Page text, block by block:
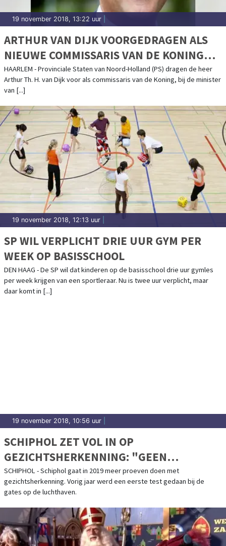
19 november 2018, 13:22 uur
ARTHUR VAN DIJK VOORGEDRAGEN ALS
NIEUWE COMMISSARIS VAN DE KONING
VAN NOORD-HOLLAND
HAARLEM - Provinciale Staten van Noord-Holland (PS) dragen de heer
Arthur Th. H. van Dijk voor als commissaris van de Koning, bij de minister
van [...]
19 november 2018, 12:13 uur
SP WIL VERPLICHT DRIE UUR GYM PER
WEEK OP BASISSCHOOL
DEN HAAG - De SP wil dat kinderen op de basisschool drie uur gymles
per week krijgen van een sportleraar. Nu is twee uur verplicht, maar
daar komt in [...]
19 november 2018, 10:56 uur
SCHIPHOL ZET VOL IN OP
GEZICHTSHERKENNING: "GEEN
PASPOORT MEER NODIG"
SCHIPHOL - Schiphol gaat in 2019 meer proeven doen met
gezichtsherkenning. Vorig jaar werd een eerste test gedaan bij de
gates op de luchthaven.